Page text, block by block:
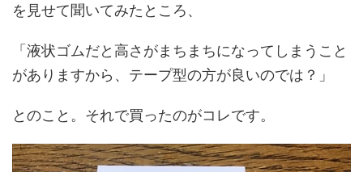
を見せて聞いてみたところ、
「液状ゴムだと高さがまちまちになってしまうこと
がありますから、テープ型の方が良いのでは？」
とのこと。それで買ったのがコレです。